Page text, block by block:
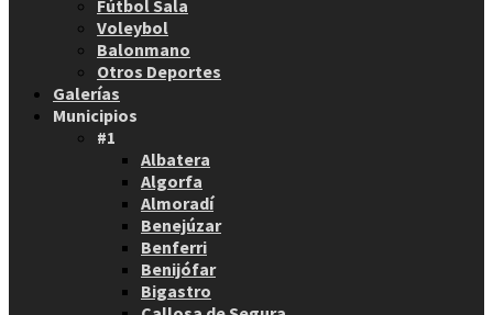
Fútbol Sala
Voleybol
Balonmano
Otros Deportes
Galerías
Municipios
#1
Albatera
Algorfa
Almoradí
Benejúzar
Benferri
Benijófar
Bigastro